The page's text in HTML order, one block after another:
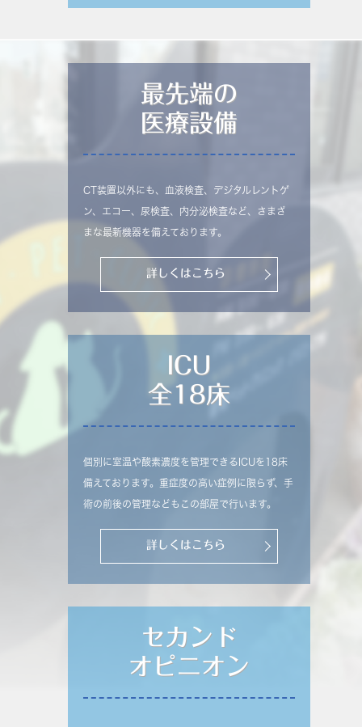
最先端の
医療設備
CT装置以外にも、血液検査、デジタルレントゲ
ン、エコー、尿検査、内分泌検査など、さまざ
まな最新機器を備えております。
詳しくはこちら
ICU
全18床
個別に室温や酸素濃度を管理できるICUを18床
備えております。重症度の高い症例に限らず、手
術の前後の管理などもこの部屋で行います。
詳しくはこちら
セカンド
オピニオン